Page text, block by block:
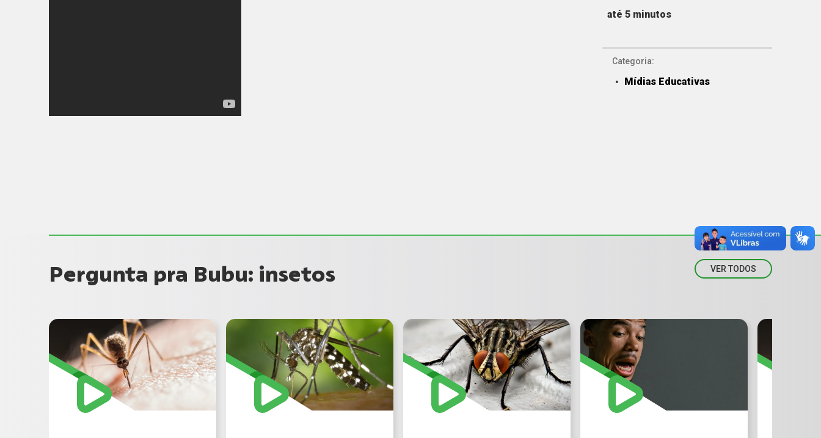
até 5 minutos
Categoria:
Mídias Educativas
Pergunta pra Bubu: insetos VER TODOS